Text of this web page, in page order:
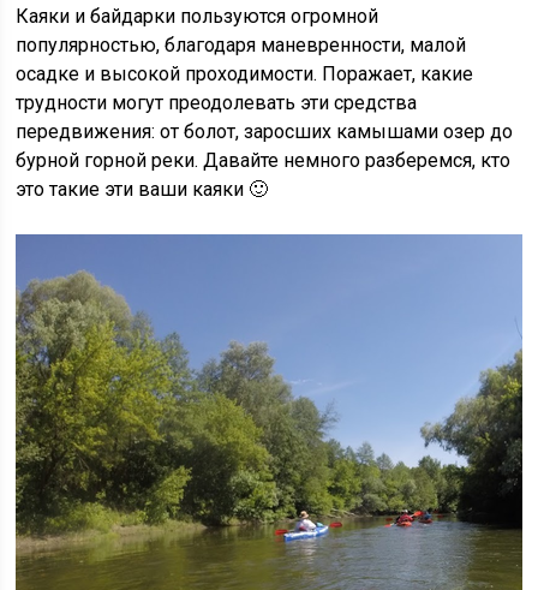
Каяки и байдарки пользуются огромной
популярностью, благодаря маневренности, малой
осадке и высокой проходимости. Поражает, какие
трудности могут преодолевать эти средства
передвижения: от болот, заросших камышами озер до
бурной горной реки. Давайте немного разберемся, кто
это такие эти ваши каяки 🙂